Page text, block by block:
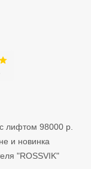
лифтом 98000 р.
и новинка
"ROSSVIK"